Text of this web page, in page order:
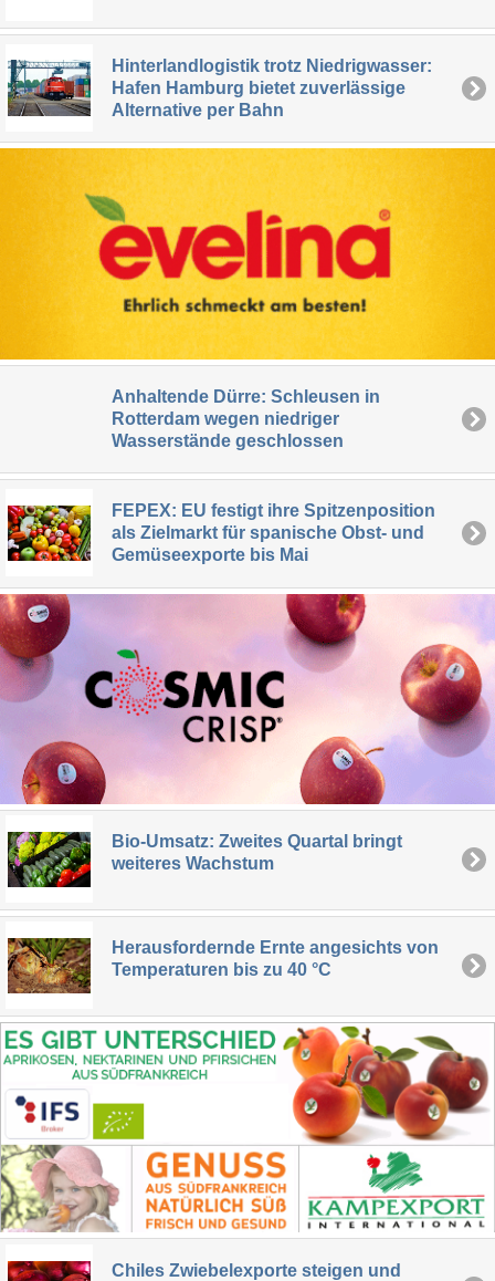
Hinterlandlogistik trotz Niedrigwasser:
Hafen Hamburg bietet zuverlässige
Alternative per Bahn
Anhaltende Dürre: Schleusen in
Rotterdam wegen niedriger
Wasserstände geschlossen
FEPEX: EU festigt ihre Spitzenposition
als Zielmarkt für spanische Obst- und
Gemüseexporte bis Mai
Bio-Umsatz: Zweites Quartal bringt
weiteres Wachstum
Herausfordernde Ernte angesichts von
Temperaturen bis zu 40 °C
Chiles Zwiebelexporte steigen und